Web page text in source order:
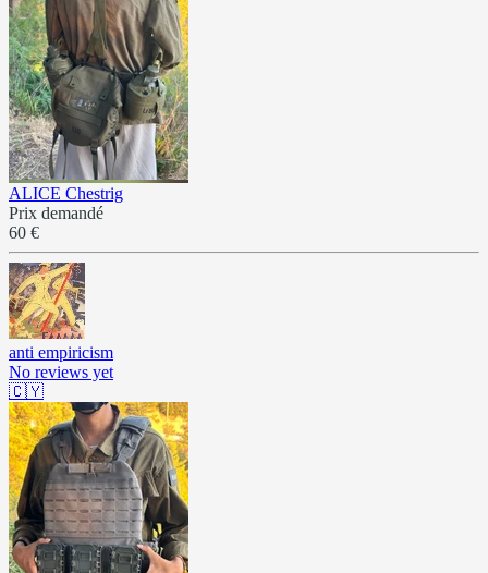
ALICE Chestrig
Prix demandé
60 €
anti empiricism
No reviews yet
🇨🇾